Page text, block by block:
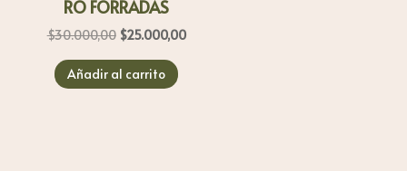
RO FORRADAS
$30.000,00 El
precio
original
$25.000,00El
Añadir al carrito